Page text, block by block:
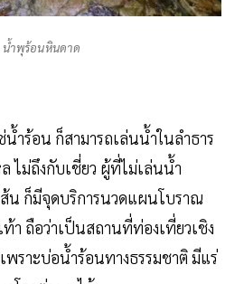
น้ำพุร้อนหินดาด
ำร้อน ก็สามารถเล่นน้ำในลำธาร
ไม่ถึงกับเชี่ยว ผู้ที่ไม่เล่นน้ำ
น ก็มีจุดบริการนวดแผนโบราณ
า ถือว่าเป็นสถานที่ท่องเที่ยวเชิง
ราะบ่อน้ำร้อนทางธรรมชาติ มีแร่